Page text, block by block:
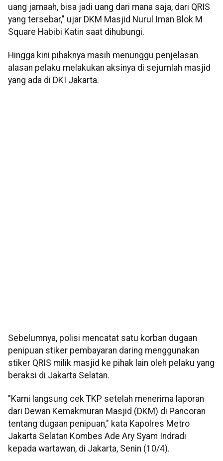
uang jamaah, bisa jadi uang dari mana saja, dari QRIS
yang tersebar," ujar DKM Masjid Nurul Iman Blok M
Square Habibi Katin saat dihubungi.
Hingga kini pihaknya masih menunggu penjelasan
alasan pelaku melakukan aksinya di sejumlah masjid
yang ada di DKI Jakarta.
Sebelumnya, polisi mencatat satu korban dugaan
penipuan stiker pembayaran daring menggunakan
stiker QRIS milik masjid ke pihak lain oleh pelaku yang
beraksi di Jakarta Selatan.
"Kami langsung cek TKP setelah menerima laporan
dari Dewan Kemakmuran Masjid (DKM) di Pancoran
tentang dugaan penipuan," kata Kapolres Metro
Jakarta Selatan Kombes Ade Ary Syam Indradi
kepada wartawan, di Jakarta, Senin (10/4).